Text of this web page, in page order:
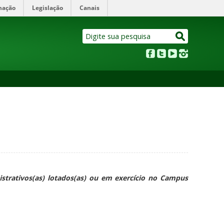
Legislação Canais
lotados(as) ou em exercício no Campus